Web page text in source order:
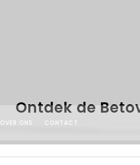
OVER ONS CONTACT
Ontdek de